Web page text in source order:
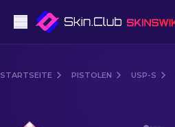
STARTSEITE PISTOLEN USP-S